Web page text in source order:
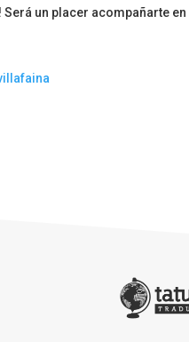
un placer acompañarte en